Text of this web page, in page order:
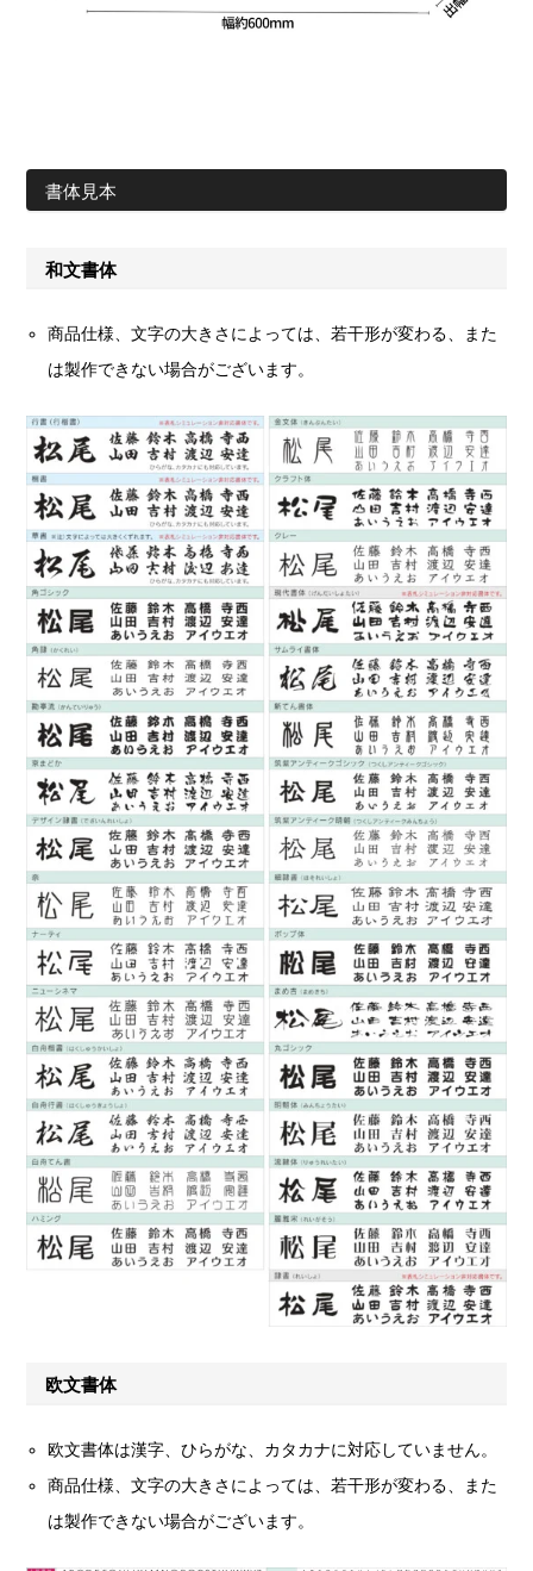
書体見本
和文書体
商品仕様、文字の大きさによっては、若干形が変わる、また
は製作できない場合がございます。
欧文書体
欧文書体は漢字、ひらがな、カタカナに対応していません。
商品仕様、文字の大きさによっては、若干形が変わる、また
は製作できない場合がございます。